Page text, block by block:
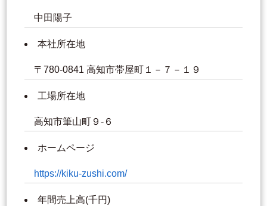
中田陽子
本社所在地
〒780-0841 高知市帯屋町１－７－１９
工場所在地
高知市筆山町９‐６
ホームページ
https://kiku-zushi.com/
年間売上高(千円)